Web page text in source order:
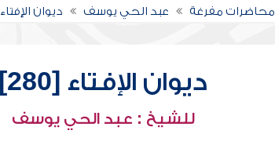
محاضرات مفرغة عبد الحي يوسف ديوان الإفتاء
ديوان الإفتاء [280]
للشيخ : عبد الحي يوسف